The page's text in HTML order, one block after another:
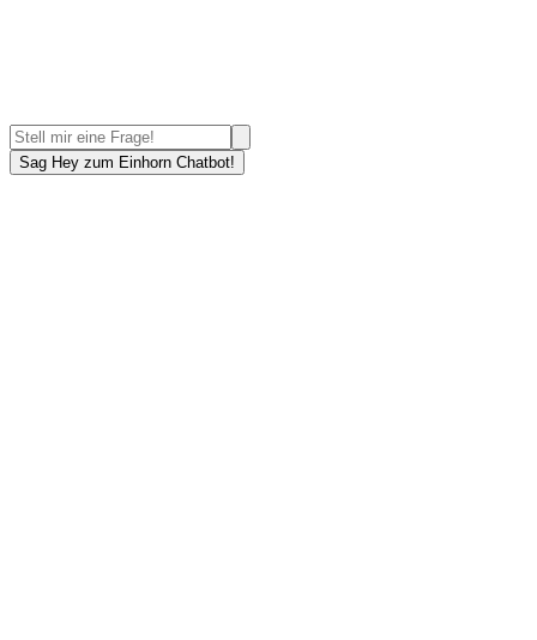
Sag Hey zum Einhorn Chatbot!